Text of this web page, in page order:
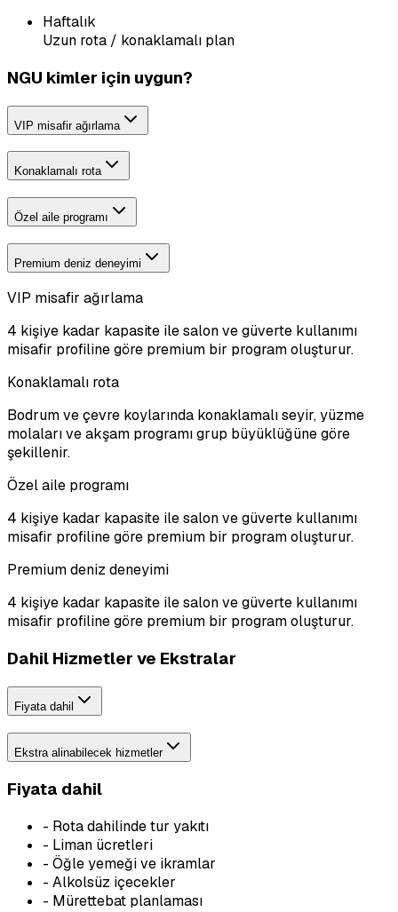
Haftalık
Uzun rota / konaklamalı plan
NGU kimler için uygun?
VIP misafir ağırlama
Konaklamalı rota
Özel aile programı
Premium deniz deneyimi
VIP misafir ağırlama
4 kişiye kadar kapasite ile salon ve güverte kullanımı
misafir profiline göre premium bir program oluşturur.
Konaklamalı rota
Bodrum ve çevre koylarında konaklamalı seyir, yüzme
molaları ve akşam programı grup büyüklüğüne göre
şekillenir.
Özel aile programı
4 kişiye kadar kapasite ile salon ve güverte kullanımı
misafir profiline göre premium bir program oluşturur.
Premium deniz deneyimi
4 kişiye kadar kapasite ile salon ve güverte kullanımı
misafir profiline göre premium bir program oluşturur.
Dahil Hizmetler ve Ekstralar
Fiyata dahil
Ekstra alinabilecek hizmetler
Fiyata dahil
- Rota dahilinde tur yakıtı
- Liman ücretleri
- Öğle yemeği ve ikramlar
- Alkolsüz içecekler
- Mürettebat planlaması